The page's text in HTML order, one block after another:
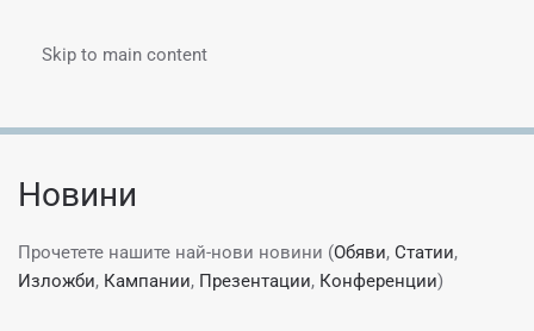
Skip to main content
Новини
Прочетете нашите най-нови новини (Обяви, Статии,
Изложби, Кампании, Презентации, Конференции)